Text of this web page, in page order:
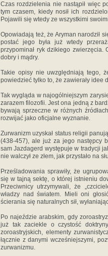
Czas rozdzielenia nie nastąpił więc
tym czasem, kiedy nosił ich
Pojawili się wtedy ze wszystkimi
Opowiadają też, że Aryman narodził
postać jego była już wtedy
przypominał ryk dzikiego zwierzęcia.
dobry i mądry.
Takie opisy nie uwzględniają tego,
powiedzieć tylko to, że zawierały idee
Tak wygląda w najogólniejszym
zarazem filozofii. Jest ona jedną z
bywają sprzeczne w różnych
rozwijać jako oficjalne wyznanie.
Zurwanizm uzyskał status religii
(438-457), ale już za jego następcy
sam Jazdagerd występuje w tradycji
nie walczył ze złem, jak przystało na
Prześladowania sprawiły, że
się w tajną sektę, o której istnieniu
Przeciwnicy utrzymywali, że
władzy nad światem. Mieli oni
ścierania się naturalnych sił,
Po najeździe arabskim, gdy
już tak zaciekle o czystość
zoroastryjskich, elementy
łącznie z danymi wcześniejszymi,
zurwanizmu.